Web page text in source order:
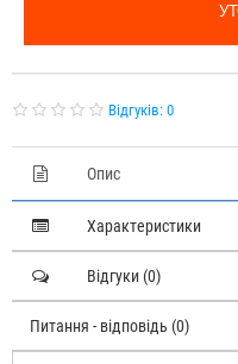
Відгуків: 0
Опис
Характеристики
Відгуки (0)
Питання - відповідь (0)